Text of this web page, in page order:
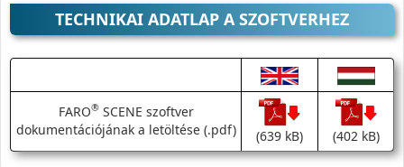
TECHNIKAI ADATLAP A SZOFTVERHEZ
FARO®SCENE szoftver
dokumentációjának a letöltése (.pdf)
(639 kB) (402 kB)